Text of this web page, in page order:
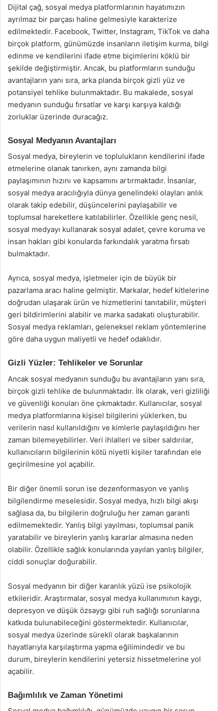
Dijital çağ, sosyal medya platformlarının hayatımızın
ayrılmaz bir parçası haline gelmesiyle karakterize
edilmektedir. Facebook, Twitter, Instagram, TikTok ve daha
birçok platform, günümüzde insanların iletişim kurma, bilgi
edinme ve kendilerini ifade etme biçimlerini köklü bir
şekilde değiştirmiştir. Ancak, bu platformların sunduğu
avantajların yanı sıra, arka planda birçok gizli yüz ve
potansiyel tehlike bulunmaktadır. Bu makalede, sosyal
medyanın sunduğu fırsatlar ve karşı karşıya kaldığı
zorluklar üzerinde duracağız.
Sosyal Medyanın Avantajları
Sosyal medya, bireylerin ve toplulukların kendilerini ifade
etmelerine olanak tanırken, aynı zamanda bilgi
paylaşımının hızını ve kapsamını artırmaktadır. İnsanlar,
sosyal medya aracılığıyla dünya genelindeki olayları anlık
olarak takip edebilir, düşüncelerini paylaşabilir ve
toplumsal hareketlere katılabilirler. Özellikle genç nesil,
sosyal medyayı kullanarak sosyal adalet, çevre koruma ve
insan hakları gibi konularda farkındalık yaratma fırsatı
bulmaktadır.
Ayrıca, sosyal medya, işletmeler için de büyük bir
pazarlama aracı haline gelmiştir. Markalar, hedef kitlelerine
doğrudan ulaşarak ürün ve hizmetlerini tanıtabilir, müşteri
geri bildirimlerini alabilir ve marka sadakati oluşturabilir.
Sosyal medya reklamları, geleneksel reklam yöntemlerine
göre daha uygun maliyetli ve hedef odaklıdır.
Gizli Yüzler: Tehlikeler ve Sorunlar
Ancak sosyal medyanın sunduğu bu avantajların yanı sıra,
birçok gizli tehlike de bulunmaktadır. İlk olarak, veri gizliliği
ve güvenliği konuları öne çıkmaktadır. Kullanıcılar, sosyal
medya platformlarına kişisel bilgilerini yüklerken, bu
verilerin nasıl kullanıldığını ve kimlerle paylaşıldığını her
zaman bilemeyebilirler. Veri ihlalleri ve siber saldırılar,
kullanıcıların bilgilerinin kötü niyetli kişiler tarafından ele
geçirilmesine yol açabilir.
Bir diğer önemli sorun ise dezenformasyon ve yanlış
bilgilendirme meselesidir. Sosyal medya, hızlı bilgi akışı
sağlasa da, bu bilgilerin doğruluğu her zaman garanti
edilmemektedir. Yanlış bilgi yayılması, toplumsal panik
yaratabilir ve bireylerin yanlış kararlar almasına neden
olabilir. Özellikle sağlık konularında yayılan yanlış bilgiler,
ciddi sonuçlar doğurabilir.
Sosyal medyanın bir diğer karanlık yüzü ise psikolojik
etkileridir. Araştırmalar, sosyal medya kullanımının kaygı,
depresyon ve düşük özsaygı gibi ruh sağlığı sorunlarına
katkıda bulunabileceğini göstermektedir. Kullanıcılar,
sosyal medya üzerinde sürekli olarak başkalarının
hayatlarıyla karşılaştırma yapma eğilimindedir ve bu
durum, bireylerin kendilerini yetersiz hissetmelerine yol
açabilir.
Bağımlılık ve Zaman Yönetimi